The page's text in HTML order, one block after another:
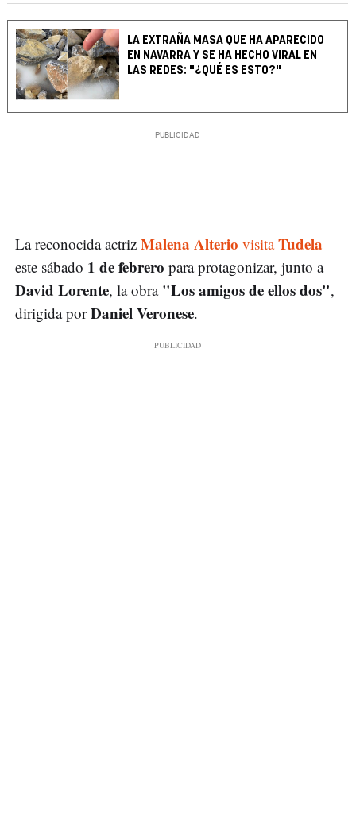
LA EXTRAÑA MASA QUE HA APARECIDO
EN NAVARRA Y SE HA HECHO VIRAL EN
LAS REDES: "¿QUÉ ES ESTO?"
La reconocida actriz Malena Alterio visitaTudela
este sábado 1 de febrero para protagonizar, junto a
David Lorente, la obra "Los amigos de ellos dos",
dirigida porDaniel Veronese.